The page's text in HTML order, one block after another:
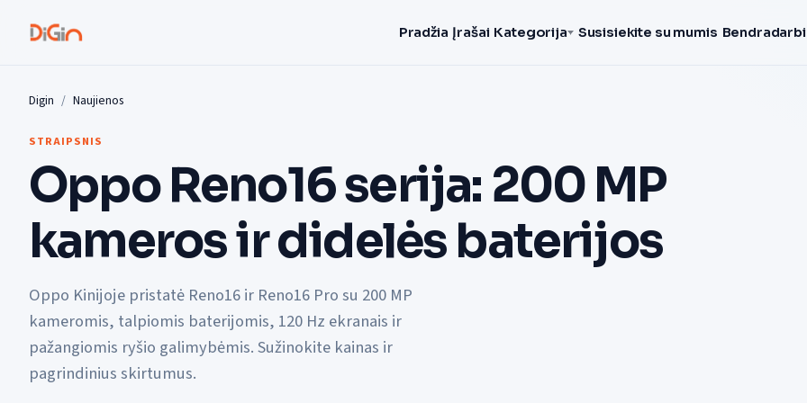
Pradžia Įrašai Kategorija Susisiekite su mumis
Digin Naujienos
STRAIPSNIS
Oppo Reno16 serija: 200 MP
kameros ir didelės baterijos
Oppo Kinijoje pristatė Reno16 ir Reno16 Pro su 200 MP
kameromis, talpiomis baterijomis, 120 Hz ekranais ir
pažangiomis ryšio galimybėmis. Sužinokite kainas ir
pagrindinius skirtumus.